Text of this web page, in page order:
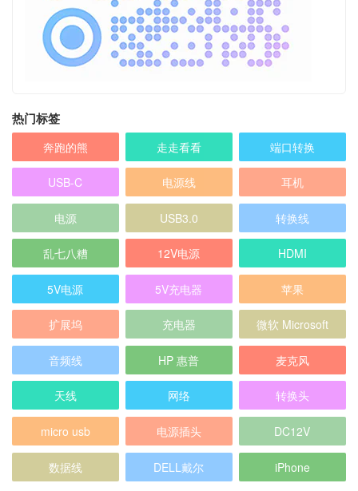
热门标签
奔跑的熊 走走看看 端口转换
USB-C 电源线 耳机
电源 USB3.0 转换线
乱七八糟 12V电源 HDMI
5V电源 5V充电器 苹果
扩展坞 充电器 微软 Microsoft
音频线 HP 惠普 麦克风
天线 网络 转换头
micro usb 电源插头 DC12V
数据线 DELL戴尔 iPhone